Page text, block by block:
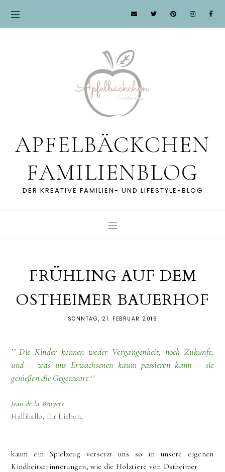
APFELBÄCKCHEN
FAMILIENBLOG
DER KREATIVE FAMILIEN- UND LIFESTYLE-BLOG
FRÜHLING AUF DEM
OSTHEIMER BAUERHOF
SONNTAG, 21. FEBRUAR 2016
’’Die Kinder kennen weder Vergangenheit, noch Zukunft,
und – was uns Erwachsenen kaum passieren kann – sie
genießen die Gegenwart.‘‘
Jean de la Bruyère
Hallihallo, Ihr Lieben,
kaum ein Spielzeug versetzt uns so in unsere eigenen
Kindheitserinnerungen, wie die Holztiere von Ostheimer.